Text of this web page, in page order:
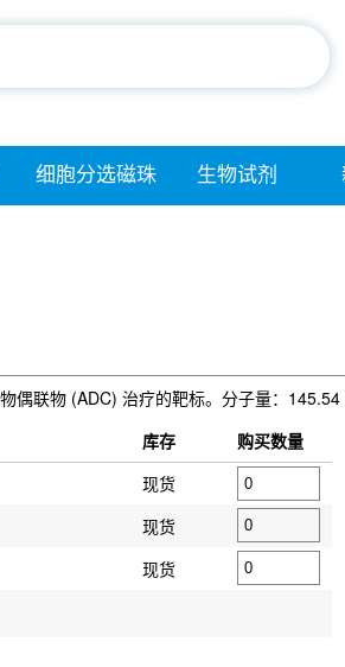
细胞分选磁珠 生物试剂
联物 (ADC) 治疗的靶标。分子量：145.54
库存
购买数量
现货
现货
现货